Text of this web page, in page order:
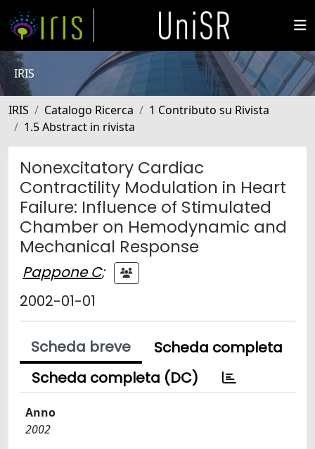
IRIS
IRIS Catalogo Ricerca
1 Contributo su Rivista
1.5 Abstract in rivista
Nonexcitatory Cardiac
Contractility Modulation in Heart
Failure: Influence of Stimulated
Chamber on Hemodynamic and
Mechanical Response
Pappone C;
2002-01-01
Scheda breve
Scheda completa
Scheda completa (DC)
Anno
2002